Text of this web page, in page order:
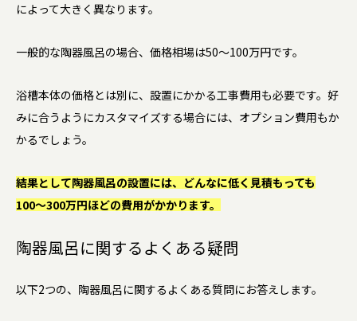
によって大きく異なります。
一般的な陶器風呂の場合、価格相場は50〜100万円です。
浴槽本体の価格とは別に、設置にかかる工事費用も必要です。好
みに合うようにカスタマイズする場合には、オプション費用もか
かるでしょう。
結果として陶器風呂の設置には、どんなに低く見積もっても
100〜300万円ほどの費用がかかります。
陶器風呂に関するよくある疑問
以下2つの、陶器風呂に関するよくある質問にお答えします。